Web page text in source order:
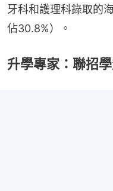
牙科和護理科錄取的
佔30.8%）。
升學專家：聯招